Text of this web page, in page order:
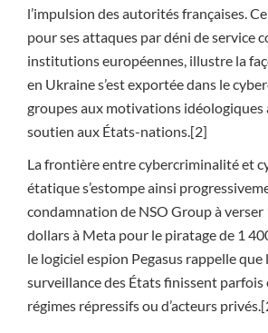
l’impulsion des autorités françaises.
pour ses attaques par déni de service
institutions européennes, illustre la
en Ukraine s’est exportée dans le
groupes aux motivations idéologiques
soutien aux États-nations.[2]
La frontière entre cybercriminalité et
étatique s’estompe ainsi
condamnation de NSO Group à
dollars à Meta pour le piratage de 1
le logiciel espion Pegasus rappelle que
surveillance des États finissent parfois
régimes répressifs ou d’acteurs